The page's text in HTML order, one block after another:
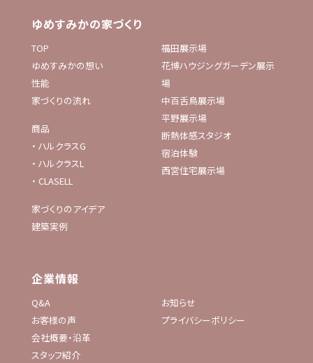
ゆめすみかの家づくり
TOP
ゆめすみかの想い
性能
家づくりの流れ
商品
・ ハルクラスG
・ ハルクラスL
・ CLASELL
家づくりのアイデア
建築実例
福田展示場
花博ハウジングガーデン展示
場
中百舌鳥展示場
平野展示場
断熱体感スタジオ
宿泊体験
西宮住宅展示場
企業情報
Q&A
お客様の声
会社概要・沿革
スタッフ紹介
お知らせ
プライバシーポリシー